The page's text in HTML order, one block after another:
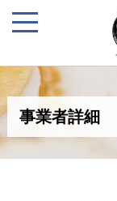
事業者詳細